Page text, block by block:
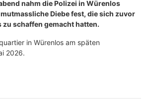
nahm die Polizei in Würenlos
Diebe fest, die sich zuvor
schaffen gemacht hatten.
in Würenlos am späten
2026.